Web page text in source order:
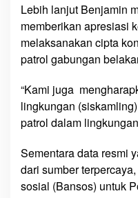
u
k
e
U
t
u
k
o
l
r
Lebih lanjut Benjamin
memberikan apresiasi
melaksanakan cipta
patrol gabungan
“Kami juga
lingkungan
patrol dalam
Sementara data resmi
dari sumber
sosial (Bansos) untuk